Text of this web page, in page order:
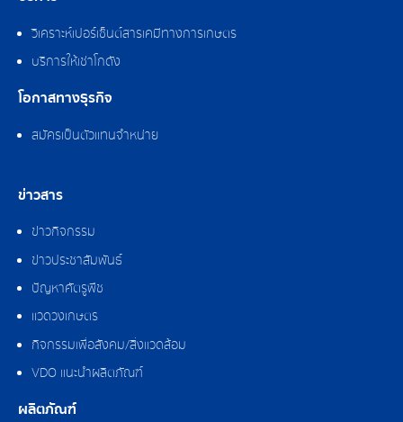
วิเคราะห์เปอร์เซ็นต์สารเคมีทางการเกษตร
บริการให้เช่าโกดัง
โอกาสทางธุรกิจ
สมัครเป็นตัวแทนจำหน่าย
ข่าวสาร
ข่าวกิจกรรม
ข่าวประชาสัมพันธ์
ปัญหาศัตรูพืช
แวดวงเกษตร
กิจกรรมเพื่อสังคม/สิ่งแวดล้อม
VDO แนะนำผลิตภัณฑ์
ผลิตภัณฑ์